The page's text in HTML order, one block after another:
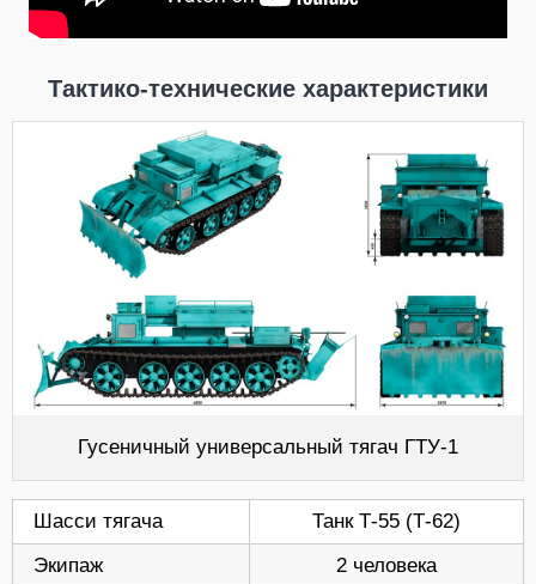
Тактико-технические характеристики
Гусеничный универсальный тягач ГТУ-1
Шасси тягача
Танк Т-55 (Т-62)
Экипаж
2 человека